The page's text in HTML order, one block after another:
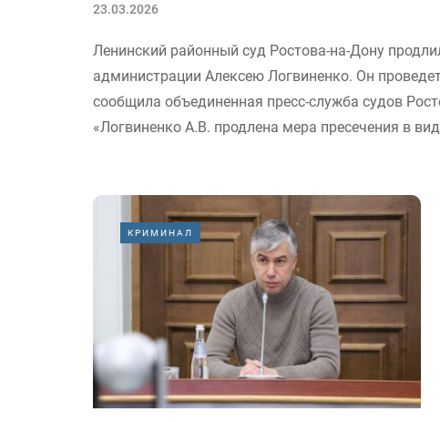
23.03.2026
Ленинский районный суд Ростова-на-Дону
администрации Алексею Логвиненко. Он
сообщила объединенная пресс-служба судов
«Логвиненко А.В. продлена мера пресечения в
КРИМИНАЛ